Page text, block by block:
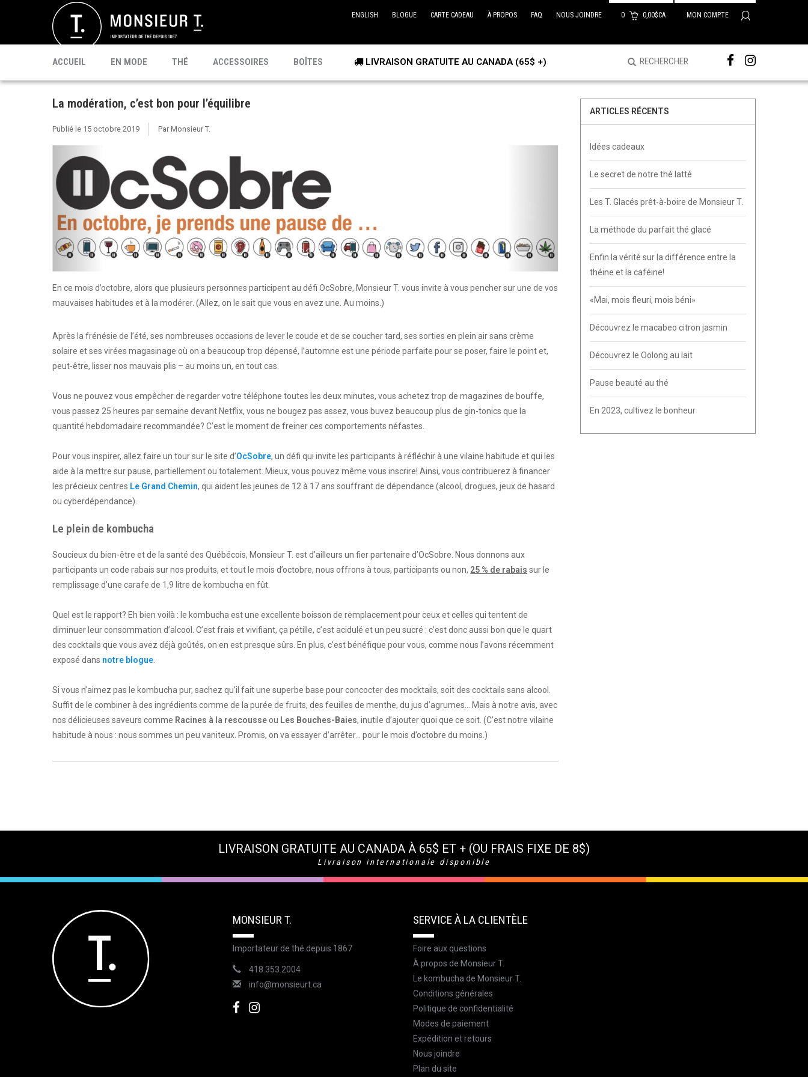
0 0,00$CA MON COMPTE
ENGLISH BLOGUE CARTE CADEAU À PROPOS FAQ NOUS JOINDRE
ACCUEIL EN MODE
CÉLÉBRI T.
PROMO
THÉ
PU'ERH
MATCHA
KOMBUCHA
PRÊT À BOIRE
ACCESSOIRES BOÎTES LIVRAISON GRATUITE AU CANADA (65$ +)
La modération, c’est bon pour l’équilibre
Publié le 15 octobre 2019 Par Monsieur T.
En ce mois d’octobre, alors que plusieurs personnes participent au défi OcSobre, Monsieur T. vous invite à vous pencher sur une de vos
mauvaises habitudes et à la modérer. (Allez, on le sait que vous en avez une. Au moins.)
Après la frénésie de l’été, ses nombreuses occasions de lever le coude et de se coucher tard, ses sorties en plein air sans crème
solaire et ses virées magasinage où on a beaucoup trop dépensé, l’automne est une période parfaite pour se poser, faire le point et,
peut-être, lisser nos mauvais plis – au moins un, en tout cas.
Vous ne pouvez vous empêcher de regarder votre téléphone toutes les deux minutes, vous achetez trop de magazines de bouffe,
vous passez 25 heures par semaine devant Netflix, vous ne bougez pas assez, vous buvez beaucoup plus de gin-tonics que la
quantité hebdomadaire recommandée? C’est le moment de freiner ces comportements néfastes.
Pour vous inspirer, allez faire un tour sur le site d’OcSobre, un défi qui invite les participants à réfléchir à une vilaine habitude et qui les
aide à la mettre sur pause, partiellement ou totalement. Mieux, vous pouvez même vous inscrire! Ainsi, vous contribuerez à financer
les précieux centres Le Grand Chemin, qui aident les jeunes de 12 à 17 ans souffrant de dépendance (alcool, drogues, jeux de hasard
ou cyberdépendance).
Le plein de kombucha
Soucieux du bien-être et de la santé des Québécois, Monsieur T. est d’ailleurs un fier partenaire d’OcSobre. Nous donnons aux
participants un code rabais sur nos produits, et tout le mois d’octobre, nous offrons à tous, participants ou non, 25 % de rabais sur le
remplissage d’une carafe de 1,9 litre de kombucha en fût.
Quel est le rapport? Eh bien voilà : le kombucha est une excellente boisson de remplacement pour ceux et celles qui tentent de
diminuer leur consommation d’alcool. C’est frais et vivifiant, ça pétille, c’est acidulé et un peu sucré : c’est donc aussi bon que le quart
des cocktails que vous avez déjà goûtés, on en est presque sûrs. En plus, c’est bénéfique pour vous, comme nous l’avons récemment
exposé dans notre blogue.
Si vous n’aimez pas le kombucha pur, sachez qu’il fait une superbe base pour concocter des mocktails, soit des cocktails sans alcool.
Suffit de le combiner à des ingrédients comme de la purée de fruits, des feuilles de menthe, du jus d’agrumes... Mais à notre avis, avec
nos délicieuses saveurs comme Racines à la rescousseou Les Bouches-Baies, inutile d’ajouter quoi que ce soit. (C’est notre vilaine
habitude à nous : nous sommes un peu vaniteux. Promis, on va essayer d’arrêter… pour le mois d’octobre du moins.)
ARTICLES RÉCENTS
Idées cadeaux
Le secret de notre thé latté
Les T. Glacés prêt-à-boire de Monsieur T.
La méthode du parfait thé glacé
Enfin la vérité sur la différence entre la
théine et la caféine!
«Mai, mois fleuri, mois béni»
Découvrez le macabeo citron jasmin
Découvrez le Oolong au lait
Pause beauté au thé
En 2023, cultivez le bonheur
LIVRAISON GRATUITE AU CANADA À 65$ ET + (OU FRAIS FIXE DE 8$)
Livraison internationale disponible
MONSIEUR T.
Importateur de thé depuis 1867
418.353.2004
info@monsieurt.ca
SERVICE À LA CLIENTÈLE
Foire aux questions
À propos de Monsieur T.
Le kombucha de Monsieur T.
Conditions générales
Politique de confidentialité
Modes de paiement
Expédition et retours
Nous joindre
Plan du site